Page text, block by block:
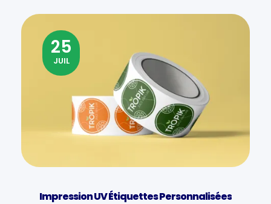
25
JUIL
Impression UV Étiquettes Personnalisées